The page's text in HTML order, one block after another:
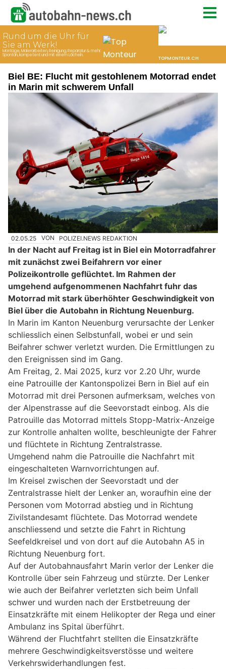
Biel BE: Flucht mit gestohlenem Motorrad endet
in Marin mit schwerem Unfall
02.05.25 VON POLIZEI.NEWS REDAKTION
In der Nacht auf Freitag ist in Biel ein Motorradfahrer
mit zunächst zwei Beifahrern vor einer
Polizeikontrolle geflüchtet. Im Rahmen der
umgehend aufgenommenen Nachfahrt fuhr das
Motorrad mit stark überhöhter Geschwindigkeit von
Biel über die Autobahn in Richtung Neuenburg.
In Marin im Kanton Neuenburg verursachte der Lenker
schliesslich einen Selbstunfall, wobei er und sein
Beifahrer schwer verletzt wurden. Die Ermittlungen zu
den Ereignissen sind im Gang.
Am Freitag, 2. Mai 2025, kurz vor 2.20 Uhr, wurde
eine Patrouille der Kantonspolizei Bern in Biel auf ein
Motorrad mit drei Personen aufmerksam, welches von
der Alpenstrasse auf die Seevorstadt einbog. Als die
Patrouille das Motorrad mittels Stopp-Matrix-Anzeige
zur Kontrolle anhalten wollte, beschleunigte der Fahrer
und flüchtete in Richtung Zentralstrasse.
Umgehend nahm die Patrouille die Nachfahrt mit
eingeschalteten Warnvorrichtungen auf.
Im Kreisel zwischen der Seevorstadt und der
Zentralstrasse hielt der Lenker an, woraufhin eine der
Personen vom Motorrad abstieg und in Richtung
Zivilstandesamt flüchtete. Das Motorrad wendete
anschliessend und setzte die Fahrt in Richtung
Seefeldkreisel und von dort auf die Autobahn A5 in
Richtung Neuenburg fort.
Auf der Autobahnausfahrt Marin verlor der Lenker die
Kontrolle über sein Fahrzeug und stürzte. Der Lenker
wie auch der Beifahrer verletzten sich beim Unfall
schwer und wurden nach der Erstbetreuung der
Einsatzkräfte mit einem Helikopter der Rega und einer
Ambulanz ins Spital überführt.
Während der Fluchtfahrt stellten die Einsatzkräfte
mehrere Geschwindigkeitsverstösse und weitere
Verkehrswiderhandlungen fest.